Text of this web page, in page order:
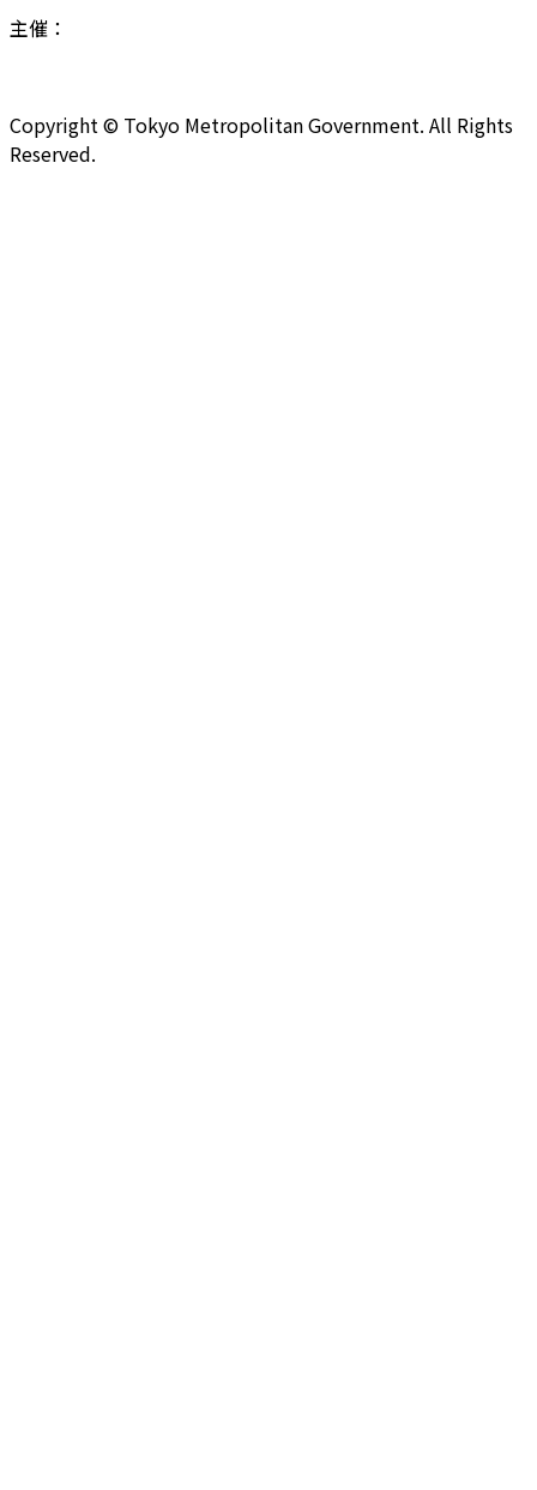
主催：
Copyright © Tokyo Metropolitan Government. All Rights
Reserved.